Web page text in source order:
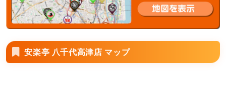
安楽亭 八千代高津店 マップ